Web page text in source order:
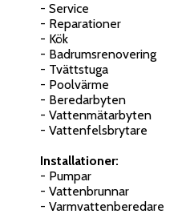
- Service
- Reparationer
- Kök
- Badrumsrenovering
- Tvättstuga
- Poolvärme
- Beredarbyten
- Vattenmätarbyten
- Vattenfelsbrytare
Installationer:
- Pumpar
- Vattenbrunnar
- Varmvattenberedare